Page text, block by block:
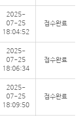
2025-
07-25
18:04:52
접수완료
2025-
07-25
18:06:34
접수완료
2025-
07-25
18:09:50
접수완료